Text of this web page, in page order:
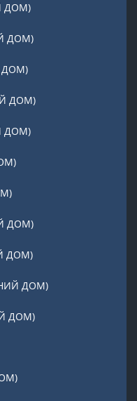
ДОМ)
ДОМ)
ДОМ)
ДОМ)
ДОМ)
ДОМ)
ДОМ)
ДОМ)
ДОМ)